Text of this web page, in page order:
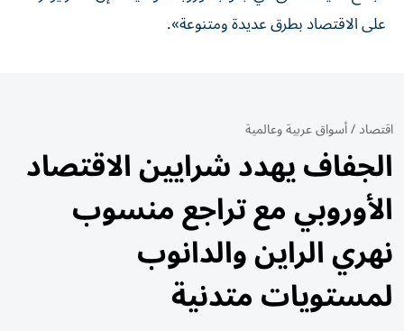
على الاقتصاد بطرق عديدة ومتنوعة».
اقتصاد/أسواق عربية وعالمية
الجفاف يهدد شرايين الاقتصاد
الأوروبي مع تراجع منسوب
نهري الراين والدانوب
لمستويات متدنية